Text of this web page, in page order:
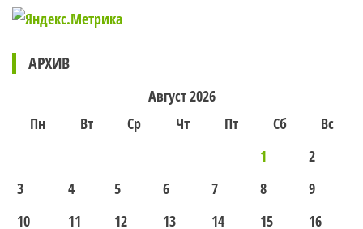
АРХИВ
Август 2026
Пн
Вт Ср Чт Пт Сб
Вс
1
2
3
4 5 6 7 8
9
10
11 12 13 14 15 16